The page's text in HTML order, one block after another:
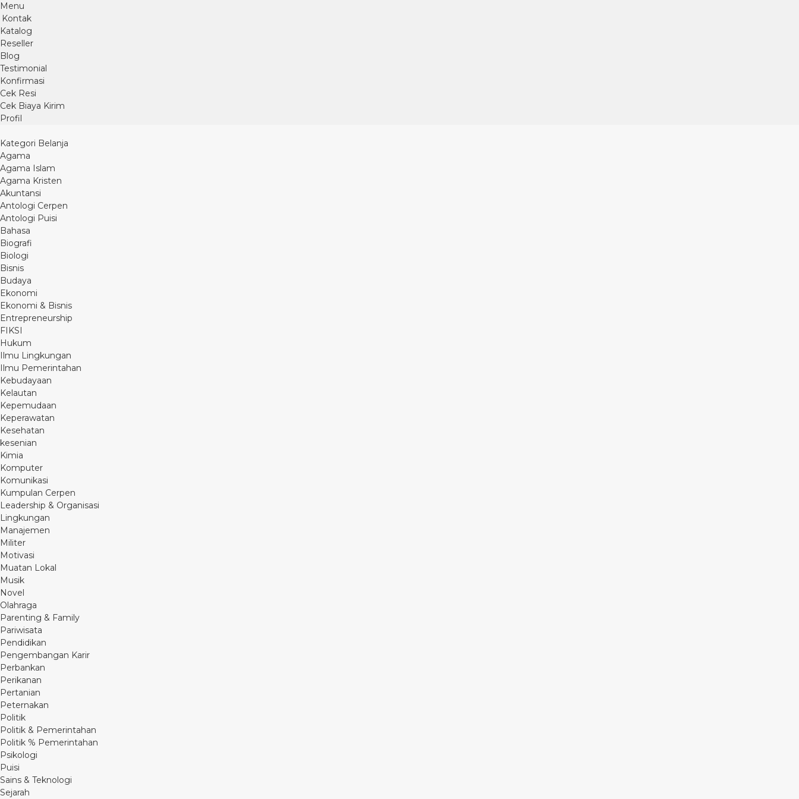
Menu
Kontak
Katalog
Reseller
Blog
Testimonial
Konfirmasi
Cek Resi
Cek Biaya Kirim
Profil
Kategori Belanja
Agama
Agama Islam
Agama Kristen
Akuntansi
Antologi Cerpen
Antologi Puisi
Bahasa
Biografi
Biologi
Bisnis
Budaya
Ekonomi
Ekonomi & Bisnis
Entrepreneurship
FIKSI
Hukum
Ilmu Lingkungan
Ilmu Pemerintahan
Kebudayaan
Kelautan
Kepemudaan
Keperawatan
Kesehatan
kesenian
Kimia
Komputer
Komunikasi
Kumpulan Cerpen
Leadership & Organisasi
Lingkungan
Manajemen
Militer
Motivasi
Muatan Lokal
Musik
Novel
Olahraga
Parenting & Family
Pariwisata
Pendidikan
Pengembangan Karir
Perbankan
Perikanan
Pertanian
Peternakan
Politik
Politik & Pemerintahan
Politik % Pemerintahan
Psikologi
Puisi
Sains & Teknologi
Sejarah